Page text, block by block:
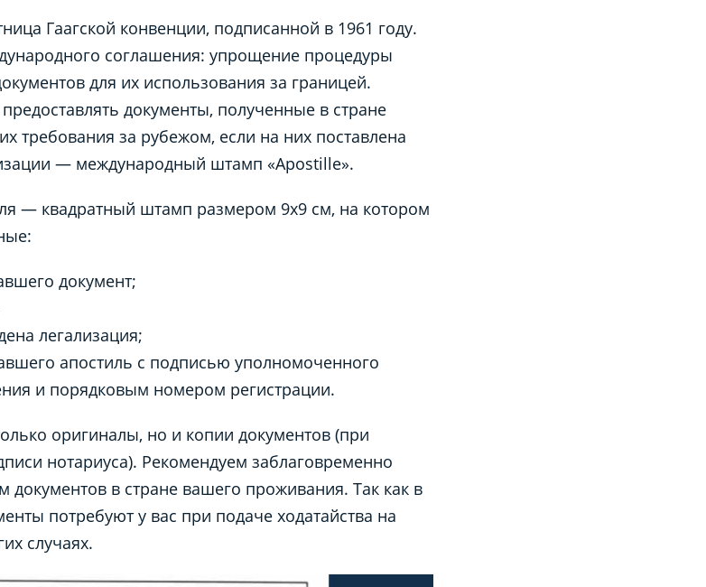
Гаагской конвенции, подписанной в 1961 году.
соглашения: упрощение процедуры
для их использования за границей.
документы, полученные в стране
требования за рубежом, если на них поставлена
— международный штамп «Apostille».
— квадратный штамп размером 9х9 см, на котором
документ;
легализация;
апостиль с подписью уполномоченного
и порядковым номером регистрации.
оригиналы, но и копии документов (при
нотариуса). Рекомендуем заблаговременно
документов в стране вашего проживания. Так как в
потребуют у вас при подаче ходатайства на
случаях.